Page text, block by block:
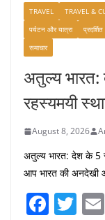
TRAVEL TRAVEL &
पर्यटन और यात्रा
प्रदर्शित
समाचार
अतुल्य
रहस्यमयी
August 8, 2026
अतुल्य भारत: देश के 5
आप भारत की अनदेखी
F T